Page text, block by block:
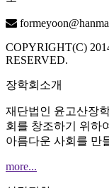
COPYRIGHT(C)
RESERVED.
장학회소개
재단법인 윤고산장
회를 창조하기 위하
아름다운 사회를 만
more...